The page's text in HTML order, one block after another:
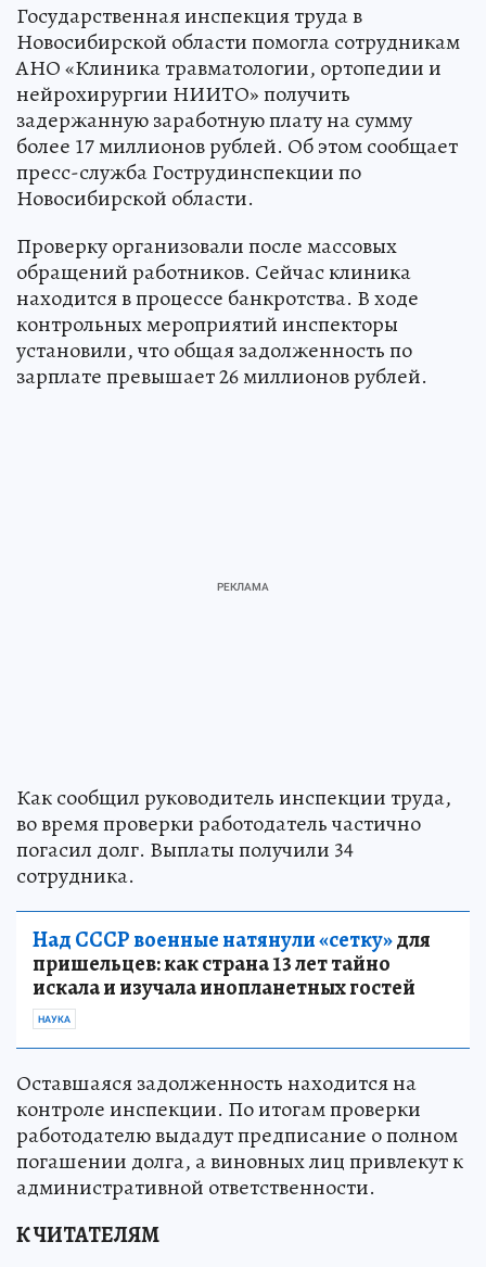
Государственная инспекция труда в
Новосибирской области помогла сотрудникам
АНО «Клиника травматологии, ортопедии и
нейрохирургии НИИТО» получить
задержанную заработную плату на сумму
более 17 миллионов рублей. Об этом сообщает
пресс-служба Гострудинспекции по
Новосибирской области.
Проверку организовали после массовых
обращений работников. Сейчас клиника
находится в процессе банкротства. В ходе
контрольных мероприятий инспекторы
установили, что общая задолженность по
зарплате превышает 26 миллионов рублей.
Как сообщил руководитель инспекции труда,
во время проверки работодатель частично
погасил долг. Выплаты получили 34
сотрудника.
Над СССР военные натянули «сетку»для
пришельцев: как страна 13 лет тайно
искала и изучала инопланетных гостей
НАУКА
Оставшаяся задолженность находится на
контроле инспекции. По итогам проверки
работодателю выдадут предписание о полном
погашении долга, а виновных лиц привлекут к
административной ответственности.
К ЧИТАТЕЛЯМ